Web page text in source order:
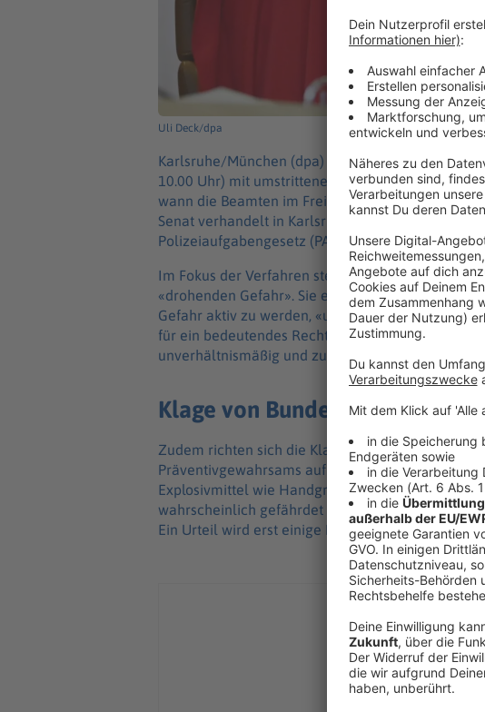
Uli Deck/dpa
Karlsruhe/München (dpa) -
Das
10.00 Uhr) mit umstrittenen Befugnissen der
wann die Beamten im Freistaat tätig werden
Senat verhandelt in Karlsruhe über zwei Klagen
Polizeiaufgabengesetz (PAG). (Az. 1 BvF 1/18; 1
Im Fokus der Verfahren steht unter anderem die
«drohenden Gefahr». Sie erlaubt es den
Gefahr aktiv zu werden, «um den Sachverhalt
für ein bedeutendes Rechtsgut zu verhindern».
unverhältnismäßig und zu unbestimmt.
Klage von
Zudem richten sich die Klagen in Karlsruhe
Präventivgewahrsams auf insgesamt zwei
Explosivmittel wie Handgranaten auch dann
wahrscheinlich gefährdet werden. Für Mittwoch
Ein Urteil wird erst einige Monate später erwartet.